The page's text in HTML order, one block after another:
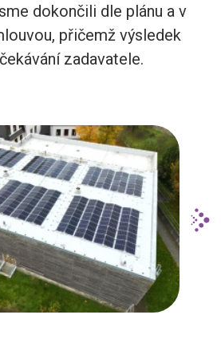
dokončili dle plánu a v
přičemž výsledek
zadavatele.